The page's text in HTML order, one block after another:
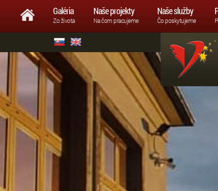
Galéria
Zo života
Naše projekty
Na čom pracujeme
Naše služby
Čo poskytujeme